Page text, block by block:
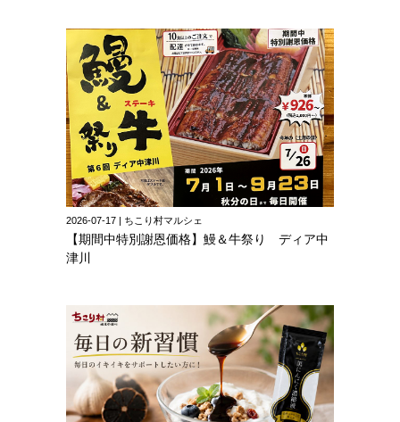
2026-07-17 | ちこり村マルシェ
【期間中特別謝恩価格】鰻＆牛祭り ディア中
津川